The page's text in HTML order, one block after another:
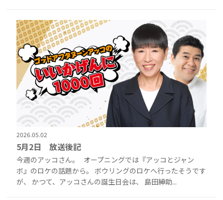
2026.05.02
5月2日 放送後記
今週のアッコさん。 オープニングでは『アッコとジャン
ボ』のロケの話題から。 ボウリングのロケへ行ったそうです
が、 かつて、アッコさんの誕生日会は、 島田紳助...